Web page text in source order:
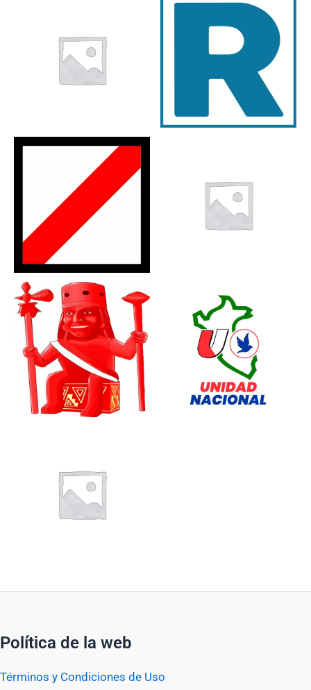
Política de la web
Términos y Condiciones de Uso